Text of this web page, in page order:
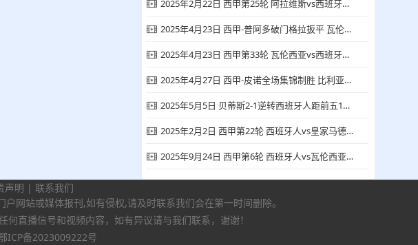
2025年2月22日 西甲第25轮 阿拉维斯vs西班牙人 全场集锦
2025年4月23日 西甲-普阿多破门格拉扳平 瓦伦西亚1-1西班牙人
2025年4月23日 西甲第33轮 瓦伦西亚vs西班牙人 全场录像回放
2025年4月27日 西甲-皮诺全场集锦制胜 比利亚雷亚尔1-0小胜西班牙人
2025年5月5日 贝蒂斯2-1逆转西班牙人距前五1分 安东尼世界波绝杀洛塞尔索建功
2025年2月2日 西甲第22轮 西班牙人vs皇家马德里 全场集锦
2025年9月24日 西甲第6轮 西班牙人vs瓦伦西亚 全场集锦
声明 | 联系我们
网站或媒体报刊,如有侵权,请及时联系我们会在第一时间删除。
直播信号和视频内容，如有异议请与我们联系，谢谢！
ICP备2023009222号